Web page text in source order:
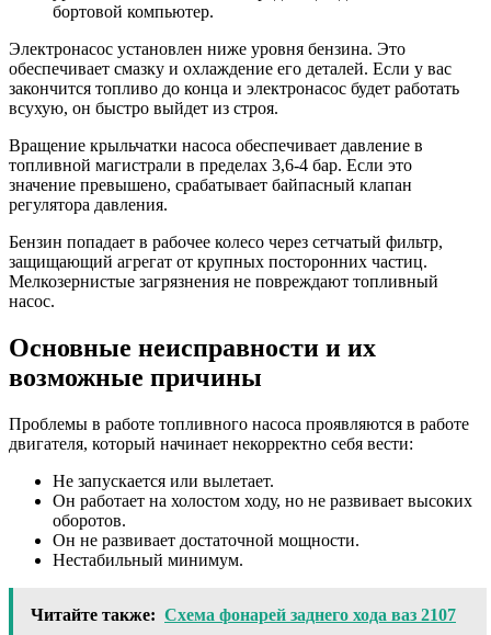
бортовой компьютер.
Электронасос установлен ниже уровня бензина. Это
обеспечивает смазку и охлаждение его деталей. Если у вас
закончится топливо до конца и электронасос будет работать
всухую, он быстро выйдет из строя.
Вращение крыльчатки насоса обеспечивает давление в
топливной магистрали в пределах 3,6-4 бар. Если это
значение превышено, срабатывает байпасный клапан
регулятора давления.
Бензин попадает в рабочее колесо через сетчатый фильтр,
защищающий агрегат от крупных посторонних частиц.
Мелкозернистые загрязнения не повреждают топливный
насос.
Основные неисправности и их
возможные причины
Проблемы в работе топливного насоса проявляются в работе
двигателя, который начинает некорректно себя вести:
Не запускается или вылетает.
Он работает на холостом ходу, но не развивает высоких
оборотов.
Он не развивает достаточной мощности.
Нестабильный минимум.
Читайте также: Схема фонарей заднего хода ваз 2107